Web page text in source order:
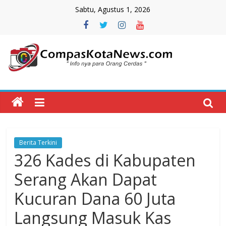
Sabtu, Agustus 1, 2026
Compas
Kota
CompasKotaNews.com
Hadir
untuk
memberikan
informasi
kepada
masyarakat
Berita Terkini
326 Kades di Kabupaten
Serang Akan Dapat
Kucuran Dana 60 Juta
Langsung Masuk Kas